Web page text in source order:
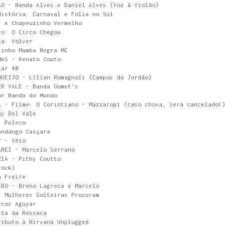
- Nanda Alves e Daniel Alves (Voz & Violão)
História: Carnaval e Folia no Sul
A Chapeuzinho Vermelho
O Circo Chegou
Volver
Mamba Negra MC
- Renato Couto
40
QUEIJO - Lilian Romagnoli (Campos do Jordão)
VALE - Banda Gomet's
Banda do Mundo
- Filme: O Corintiano - Mazzaropi (caso chova, será cancelado!)
Del Vale
Peleco
Caiçara
- Véio
- Marcelo Serrano
- Pithy Coutto
Freire
- Breno Lagreca e Marcelo
- Mulheres Solteiras Procuram
Aguyar
da Ressaca
à Nirvana Unplugged